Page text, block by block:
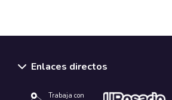
Enlaces directos
Trabaja con